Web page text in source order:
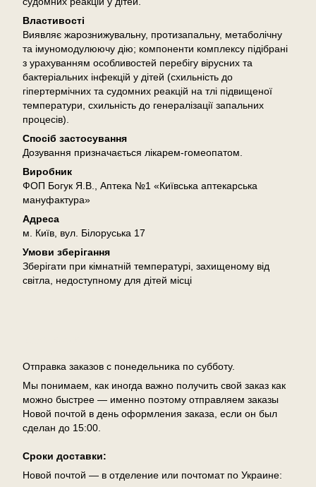
Властивості
Виявляє жарознижувальну, протизапальну, метаболічну
та імуномодулюючу дію; компоненти комплексу підібрані
з урахуванням особливостей перебігу вірусних та
бактеріальних інфекцій у дітей (схильність до
гіпертермічних та судомних реакцій на тлі підвищеної
температури, схильність до генералізації запальних
процесів).
Спосіб застосування
Дозування призначається лікарем-гомеопатом.
Виробник
ФОП Богук Я.В., Аптека №1 «Київська аптекарська
мануфактура»
Адреса
м. Київ, вул. Білоруська 17
Умови зберігання
Зберігати при кімнатній температурі, захищеному від
світла, недоступному для дітей місці
Отправка заказов с понедельника по субботу.
Мы понимаем, как иногда важно получить свой заказ как
можно быстрее — именно поэтому отправляем заказы
Новой почтой в день оформления заказа, если он был
сделан до 15:00.
Сроки доставки:
Новой почтой — в отделение или почтомат по Украине: